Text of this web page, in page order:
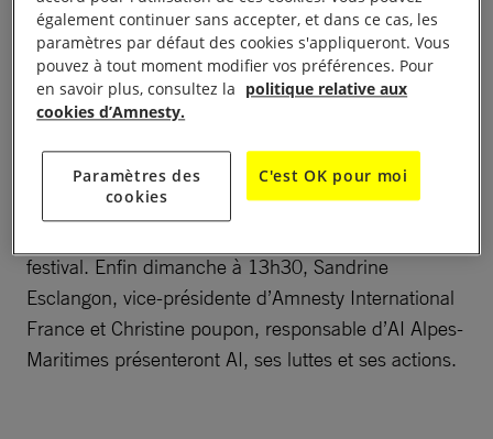
jours : l’exposition d’une cinquantaine d’affiches
réalisées pour Amnesty International par des artistes
mondialement connus (Bilal, Folon, Franquin,
Kristian, Miro, Picasso, Tardy,Topor…) intitulée
signature de pétitions et de soutien à des personnes
dont les droits fondamentaux sont bafoués. Et pour
festival. Enfin dimanche à 13h30, Sandrine
Esclangon, vice-présidente d’Amnesty International
France et Christine poupon, responsable d’AI Alpes-
Maritimes présenteront AI, ses luttes et ses actions.
également continuer sans accepter, et dans ce cas, les
paramètres par défaut des cookies s'appliqueront. Vous
pouvez à tout moment modifier vos préférences. Pour
en savoir plus, consultez la politique relative aux
cookies d’Amnesty.
Paramètres des
cookies
C'est OK pour moi